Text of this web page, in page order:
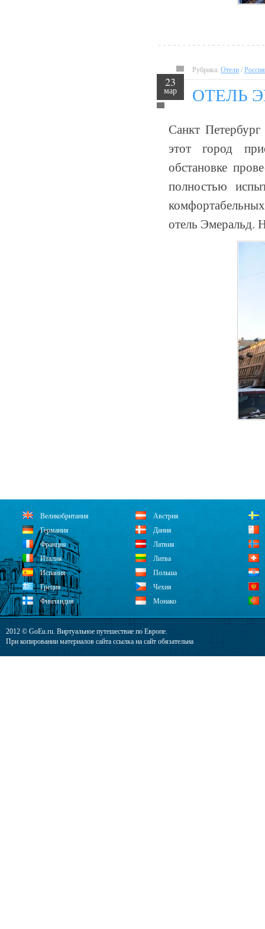
23
мар
Рубрика: Отели / Россия
ОТЕЛЬ
Санкт
этот город
обстановке
полностью
отель Эмеральд.
Великобритания
Германия
Франция
Италия
Испания
Греция
Финляндия
Австрия
Дания
Латвия
Литва
Польша
Чехия
Монако
2012 © GoEu.ru. Виртуальное путешествие по Европе.
При копировании материалов сайта ссылка на сайт обязательна